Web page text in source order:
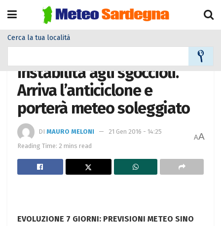
Cerca la tua località
Instabilità agli sgoccioli.
Arriva l’anticiclone e
porterà meteo soleggiato
DI MAURO MELONI
21 Gen 2016 - 14:25
Reading Time: 2 mins read
AA
EVOLUZIONE 7 GIORNI: PREVISIONI METEO SINO